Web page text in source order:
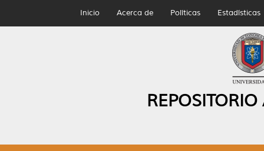
Inicio Acerca de Políticas Estadísticas